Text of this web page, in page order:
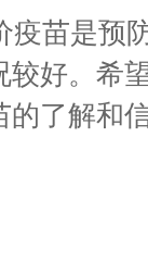
苗是预
好。希
了解和